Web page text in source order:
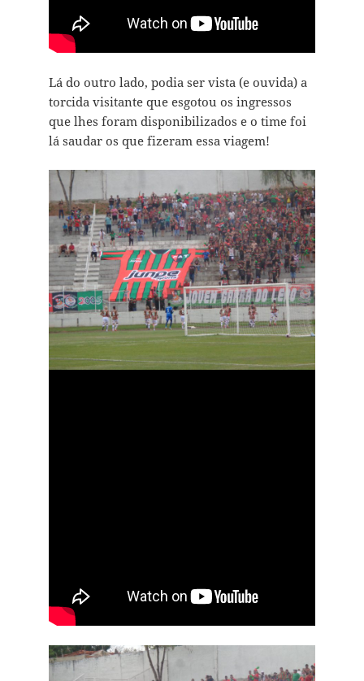
Lá do outro lado, podia ser vista (e ouvida) a
torcida visitante que esgotou os ingressos
que lhes foram disponibilizados e o time foi
lá saudar os que fizeram essa viagem!